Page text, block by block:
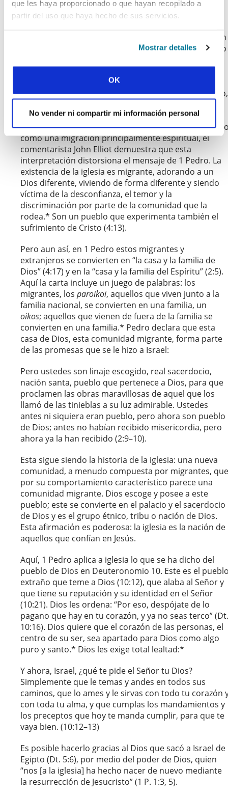
que les haya proporcionado o que hayan recopilado a
partir del uso que haya hecho de sus servicios.
Mostrar detalles
OK
No vender ni compartir mi información personal
extranjeros o inmigrantes que se han establecido
(paroikoi) y también extranjeros que visitan
iglesias de la época de Pedro ya tenían esta condición
de personas que provenían de otro lugar, pero Pedro
comienzan a vivir como migrantes. Como hombres y
mujeres que nacen de nuevo, son hechos santos por
el Espíritu (1:2, 3) y son apartados como pueblo único,
comunidades que poblaban Asia Menor.* Aunque se
puede interpretar la migración de la iglesia en 1
como una migración principalmente espiritual, el
comentarista John Elliot demuestra que esta
interpretación distorsiona el mensaje de 1 Pedro. La
existencia de la iglesia es migrante, adorando a un
Dios diferente, viviendo de forma diferente y siendo
víctima de la desconfianza, el temor y la
discriminación por parte de la comunidad que la
rodea.* Son un pueblo que experimenta también el
sufrimiento de Cristo (4:13).
Pero aun así, en 1 Pedro estos migrantes y
extranjeros se convierten en “la casa y la familia de
Dios” (4:17) y en la “casa y la familia del Espíritu” (2:5).
Aquí la carta incluye un juego de palabras: los
migrantes, los paroikoi, aquellos que viven junto a la
familia nacional, se convierten en una familia, un
oikos; aquellos que vienen de fuera de la familia se
convierten en una familia.* Pedro declara que esta
casa de Dios, esta comunidad migrante, forma parte
de las promesas que se le hizo a Israel:
Pero ustedes son linaje escogido, real sacerdocio,
nación santa, pueblo que pertenece a Dios, para que
proclamen las obras maravillosas de aquel que los
llamó de las tinieblas a su luz admirable. Ustedes
antes ni siquiera eran pueblo, pero ahora son pueblo
de Dios; antes no habían recibido misericordia, pero
ahora ya la han recibido (2:9–10).
Esta sigue siendo la historia de la iglesia: una nueva
comunidad, a menudo compuesta por migrantes, que
por su comportamiento característico parece una
comunidad migrante. Dios escoge y posee a este
pueblo; este se convierte en el palacio y el sacerdocio
de Dios y es el grupo étnico, tribu o nación de Dios.
Esta afirmación es poderosa: la iglesia es la nación de
aquellos que confían en Jesús.
Aquí, 1 Pedro aplica a iglesia lo que se ha dicho del
pueblo de Dios en Deuteronomio 10. Este es el
extraño que teme a Dios (10:12), que alaba al Señor y
que tiene su reputación y su identidad en el Señor
(10:21). Dios les ordena: “Por eso, despójate de lo
pagano que hay en tu corazón, y ya no seas terco” (Dt.
10:16). Dios quiere que el corazón de las personas, el
centro de su ser, sea apartado para Dios como algo
puro y santo.* Dios les exige total lealtad:*
Y ahora, Israel, ¿qué te pide el Señor tu Dios?
Simplemente que le temas y andes en todos sus
caminos, que lo ames y le sirvas con todo tu corazón
con toda tu alma, y que cumplas los mandamientos y
los preceptos que hoy te manda cumplir, para que te
vaya bien. (10:12–13)
Es posible hacerlo gracias al Dios que sacó a Israel de
Egipto (Dt. 5:6), por medio del poder de Dios, quien
“nos [a la iglesia] ha hecho nacer de nuevo mediante
la resurrección de Jesucristo” (1 P. 1:3, 5).